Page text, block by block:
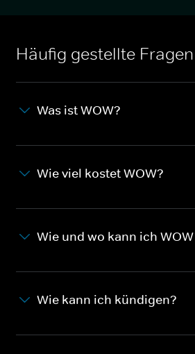
Häufig gestellte Fragen
Was ist WOW?
Wie viel kostet WOW?
Wie und wo kann ich
Wie kann ich kündigen?